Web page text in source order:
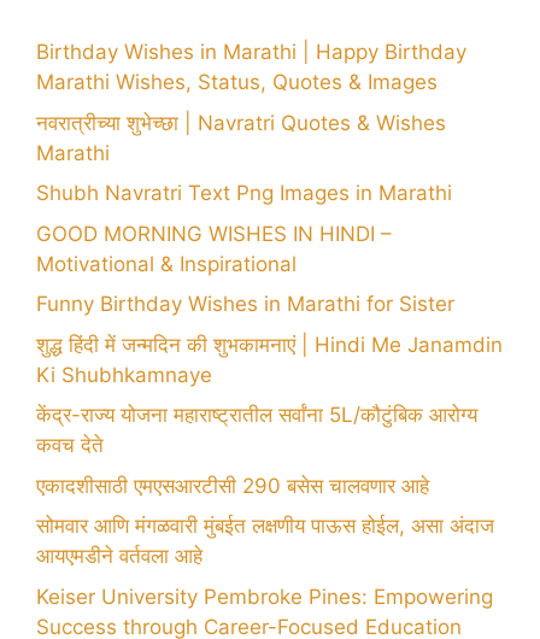
Birthday Wishes in Marathi | Happy Birthday
Marathi Wishes, Status, Quotes & Images
नवरात्रीच्या शुभेच्छा | Navratri Quotes & Wishes
Marathi
Shubh Navratri Text Png Images in Marathi
GOOD MORNING WISHES IN HINDI –
Motivational & Inspirational
Funny Birthday Wishes in Marathi for Sister
शुद्ध हिंदी में जन्मदिन की शुभकामनाएं | Hindi Me Janamdin
Ki Shubhkamnaye
केंद्र-राज्य योजना महाराष्ट्रातील सर्वांना 5L/कौटुंबिक आरोग्य
कवच देते
एकादशीसाठी एमएसआरटीसी 290 बसेस चालवणार आहे
सोमवार आणि मंगळवारी मुंबईत लक्षणीय पाऊस होईल, असा अंदाज
आयएमडीने वर्तवला आहे
Keiser University Pembroke Pines: Empowering
Success through Career-Focused Education